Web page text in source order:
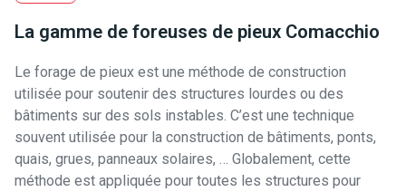
La gamme de foreuses de pieux Comacchio
Le forage de pieux est une méthode de construction
utilisée pour soutenir des structures lourdes ou des
bâtiments sur des sols instables. C’est une technique
souvent utilisée pour la construction de bâtiments, ponts,
quais, grues, panneaux solaires, … Globalement, cette
méthode est appliquée pour toutes les structures pour